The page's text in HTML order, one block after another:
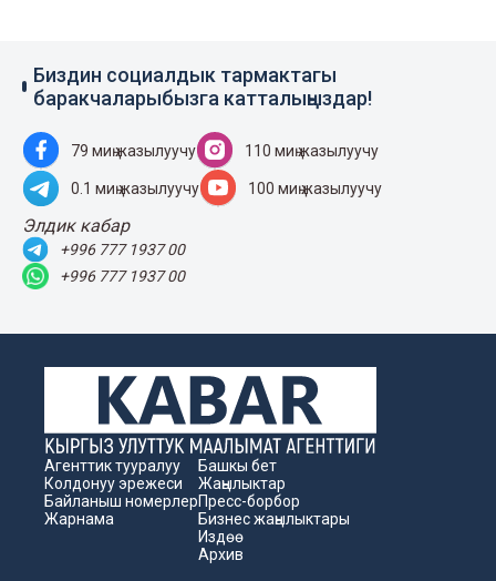
Биздин социалдык тармактагы
баракчаларыбызга катталыңыздар!
79 миң жазылуучу 110 миң жазылуучу
0.1 миң жазылуучу 100 миң жазылуучу
Элдик кабар
+996 777 1937 00
+996 777 1937 00
Агенттик тууралуу
Колдонуу эрежеси
Байланыш номерлер
Жарнама
Башкы бет
Жаңылыктар
Пресс-борбор
Бизнес жаңылыктары
Издөө
Архив